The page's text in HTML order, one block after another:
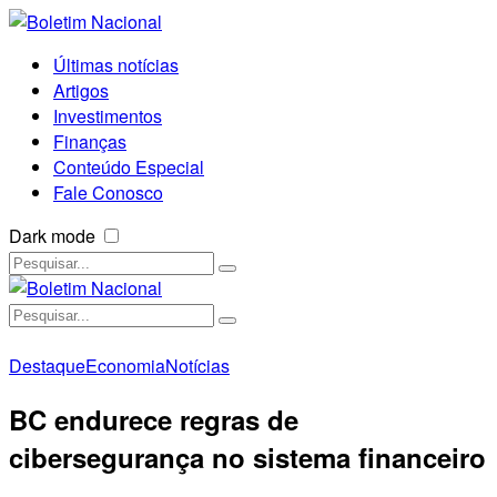
Últimas notícias
Artigos
Investimentos
Finanças
Conteúdo Especial
Fale Conosco
Dark mode
DestaqueEconomiaNotícias
BC endurece regras de
cibersegurança no sistema financeiro